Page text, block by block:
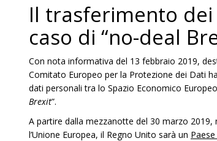
Il trasferimento
caso di “no-deal
Con nota informativa del 13 febbraio 2019,
Comitato Europeo per la Protezione dei Dati
dati personali tra lo Spazio Economico
Brexit”.
A partire dalla mezzanotte del 30 marzo
l’Unione Europea, il Regno Unito sarà un